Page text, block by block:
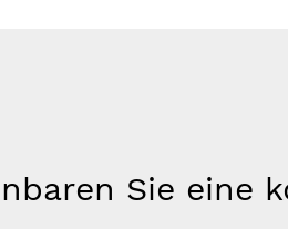
Sie eine